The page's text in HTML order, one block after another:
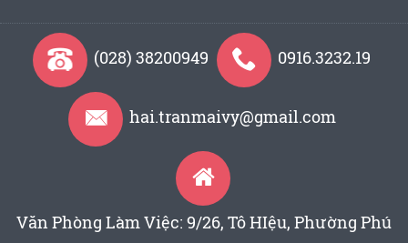
(028) 38200949 0916.3232.19
hai.tranmaivy@gmail.com
Văn Phòng Làm Việc: 9/26, Tô HIệu, Phường Phú